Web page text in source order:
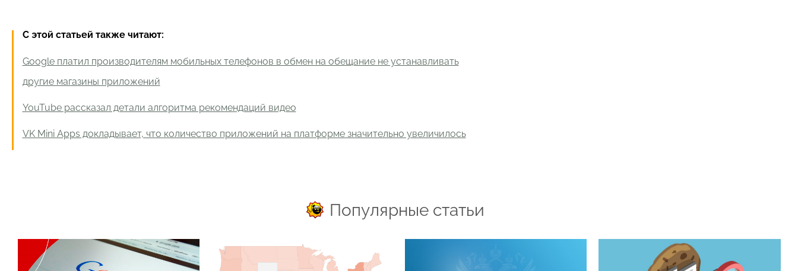
С этой статьей также читают:
Google платил производителям мобильных телефонов в обмен на обещание не устанавливать
другие магазины приложений
YouTube рассказал детали алгоритма рекомендаций видео
VK Mini Apps докладывает, что количество приложений на платформе значительно увеличилось
Популярные статьи